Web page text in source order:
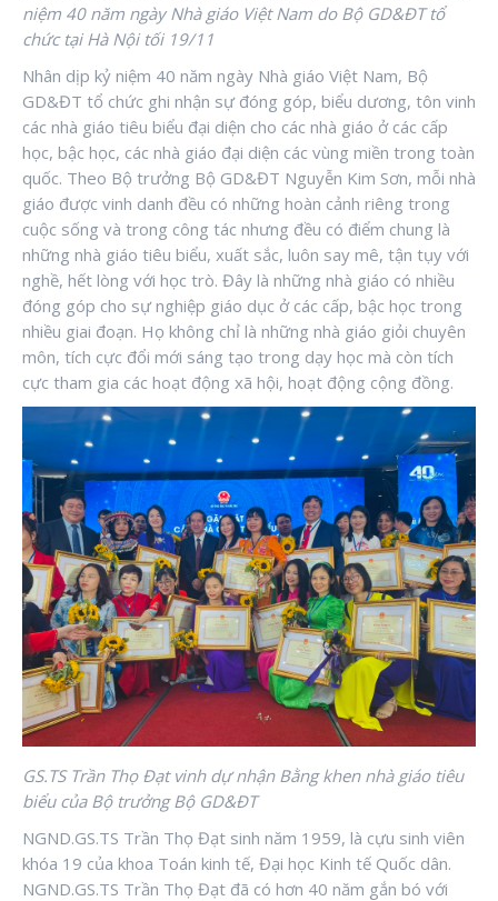
niệm 40 năm ngày Nhà giáo Việt Nam do Bộ GD&ĐT tổ
chức tại Hà Nội tối 19/11
Nhân dịp kỷ niệm 40 năm ngày Nhà giáo Việt Nam, Bộ
GD&ĐT tổ chức ghi nhận sự đóng góp, biểu dương, tôn vinh
các nhà giáo tiêu biểu đại diện cho các nhà giáo ở các cấp
học, bậc học, các nhà giáo đại diện các vùng miền trong toàn
quốc. Theo Bộ trưởng Bộ GD&ĐT Nguyễn Kim Sơn, mỗi nhà
giáo được vinh danh đều có những hoàn cảnh riêng trong
cuộc sống và trong công tác nhưng đều có điểm chung là
những nhà giáo tiêu biểu, xuất sắc, luôn say mê, tận tụy với
nghề, hết lòng với học trò. Đây là những nhà giáo có nhiều
đóng góp cho sự nghiệp giáo dục ở các cấp, bậc học trong
nhiều giai đoạn. Họ không chỉ là những nhà giáo giỏi chuyên
môn, tích cực đổi mới sáng tạo trong dạy học mà còn tích
cực tham gia các hoạt động xã hội, hoạt động cộng đồng.
GS.TS Trần Thọ Đạt vinh dự nhận Bằng khen nhà giáo tiêu
biểu của Bộ trưởng Bộ GD&ĐT
NGND.GS.TS Trần Thọ Đạt sinh năm 1959, là cựu sinh viên
khóa 19 của khoa Toán kinh tế, Đại học Kinh tế Quốc dân.
NGND.GS.TS Trần Thọ Đạt đã có hơn 40 năm gắn bó với